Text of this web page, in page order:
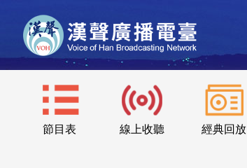
節目表 線上收聽 經典回放